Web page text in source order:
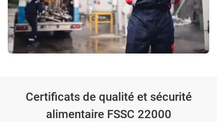
Certificats de qualité et sécurité
alimentaire FSSC 22000